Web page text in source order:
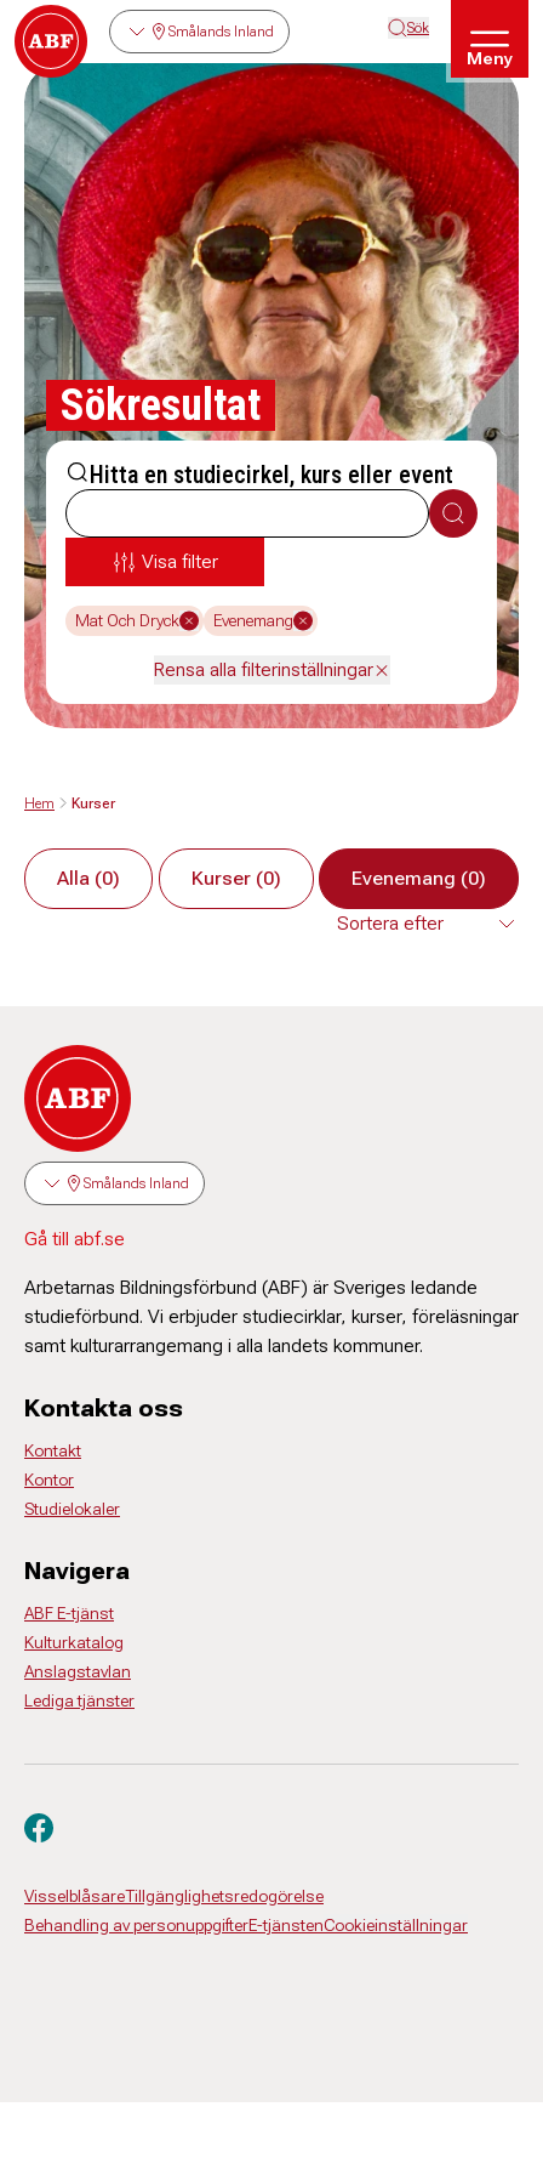
Smålands Inland Sök
Meny
Sökresultat
Hitta en studiecirkel, kurs eller event
Sök
Visa filter
Mat Och Dryck Evenemang
Rensa alla filterinställningar
Hem Kurser
Alla (0) Kurser (0) Evenemang (0)
Smålands Inland
Gå till abf.se
Arbetarnas Bildningsförbund (ABF) är Sveriges ledande
studieförbund. Vi erbjuder studiecirklar, kurser, föreläsningar
samt kulturarrangemang i alla landets kommuner.
Kontakta oss
Kontakt
Kontor
Studielokaler
Navigera
ABF E-tjänst
Kulturkatalog
Anslagstavlan
Lediga tjänster
VisselblåsareTillgänglighetsredogörelse
Behandling av personuppgifterE-tjänstenCookieinställningar
Besök oss på facebook